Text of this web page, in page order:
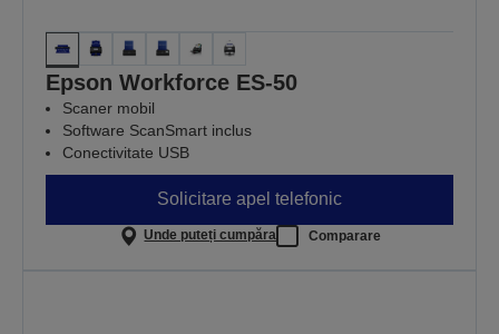
Epson Workforce ES-50
Scaner mobil
Software ScanSmart inclus
Conectivitate USB
Solicitare apel telefonic
Unde puteți cumpăra Comparare